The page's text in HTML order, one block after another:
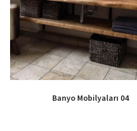
Banyo Mobilyaları 04